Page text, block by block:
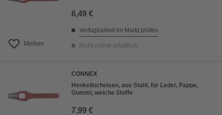
Merken
6,49 €
Verfügbarkeit im Markt prüfen
Nicht online erhältlich
CONNEX
Henkellocheisen, aus Stahl, für Leder, Pappe,
Gummi, weiche Stoffe
7,99 €